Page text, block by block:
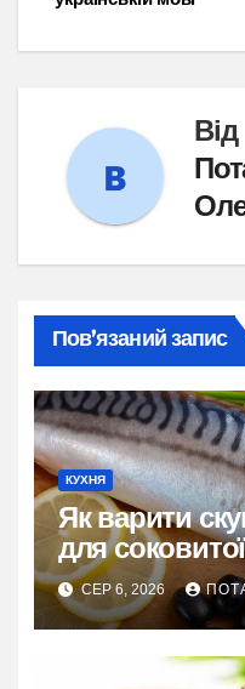
Від
Пов’язаний запис
КУХНЯ
Як варити
для
СЕР 6, 2026